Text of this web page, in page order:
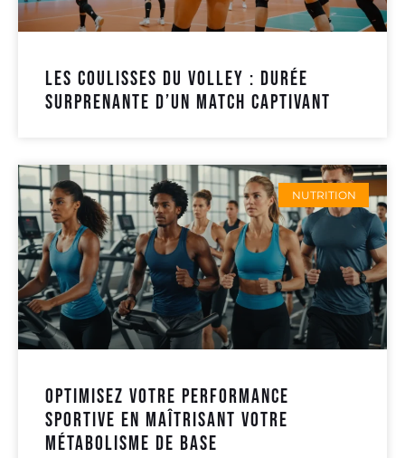
Les coulisses du volley : durée
surprenante d’un match captivant
NUTRITION
Optimisez votre performance
sportive en maîtrisant votre
métabolisme de base